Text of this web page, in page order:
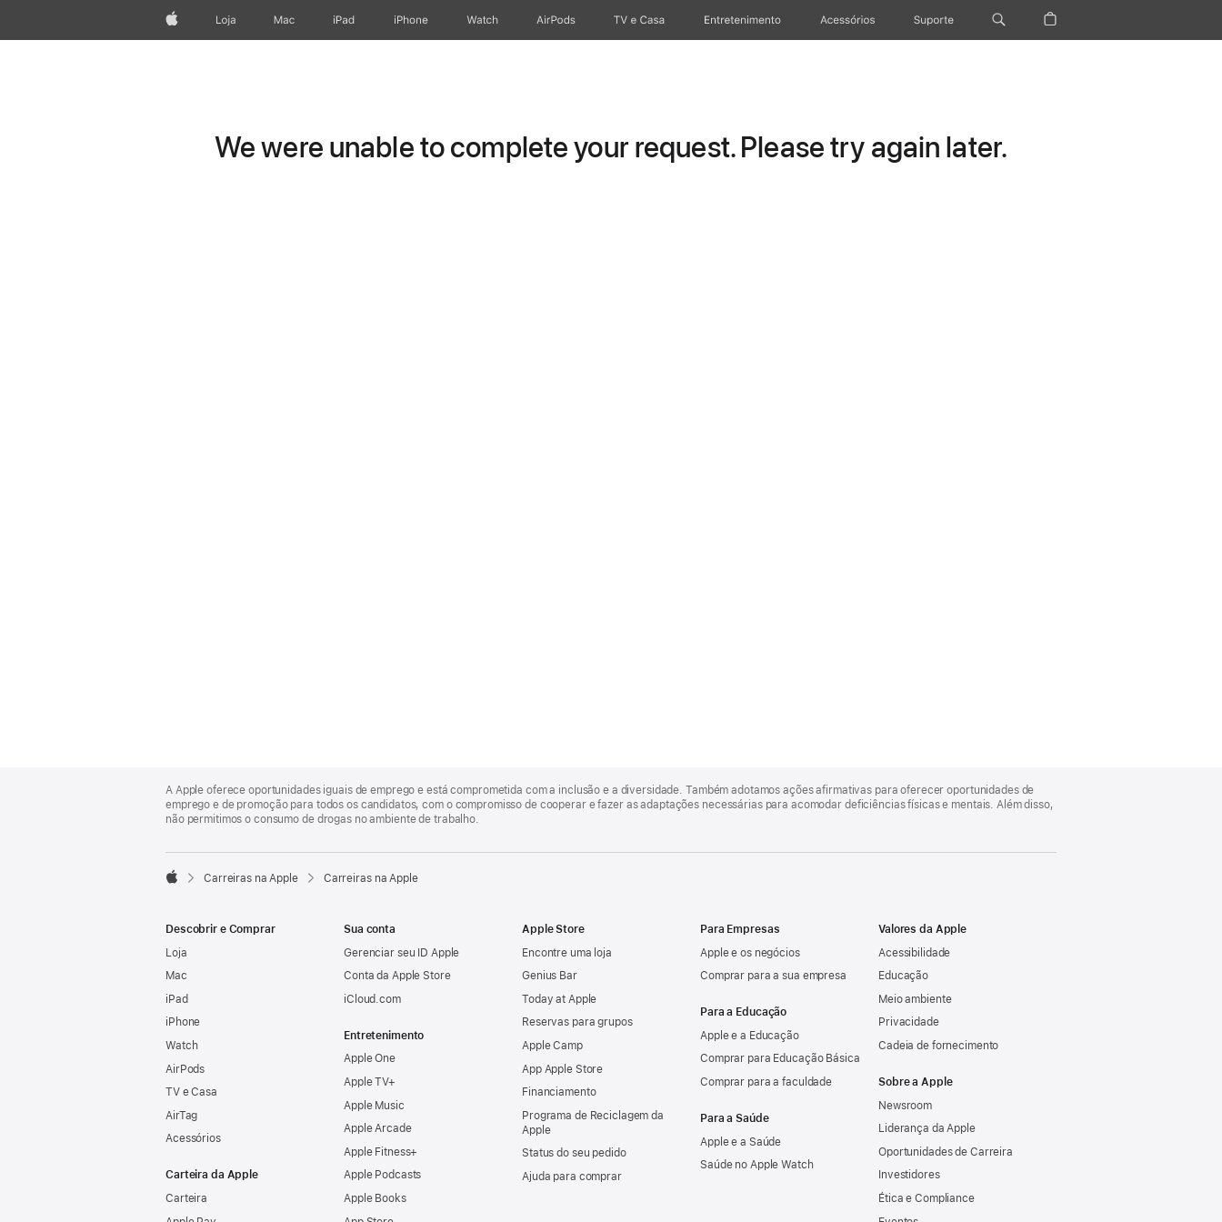
AppleLoja Mac iPad iPhone Apple Watch AirPods TV e Casa Entretenimento Acessórios Suporte
We were unable to complete your request. Please try again later.
Footer
A Apple oferece oportunidades iguais de emprego e está comprometida com a inclusão e a diversidade. Também adotamos ações afirmativas para oferecer oportunidades de
emprego e de promoção para todos os candidatos, com o compromisso de cooperar e fazer as adaptações necessárias para acomodar deficiências físicas e mentais. Além disso,
não permitimos o consumo de drogas no ambiente de trabalho.

Carreiras na Apple Carreiras na Apple
Descobrir e Comprar
Loja
Mac
iPad
iPhone
Watch
AirPods
TV e Casa
AirTag
Acessórios
Carteira da Apple
Carteira
Sua conta
Gerenciar seu ID Apple
Conta da Apple Store
iCloud.com
Entretenimento
Apple One
Apple TV+
Apple Music
Apple Arcade
Apple Fitness+
Apple Podcasts
Apple Books
Apple Store
Encontre uma loja
Genius Bar
Today at Apple
Reservas para grupos
Apple Camp
App Apple Store
Financiamento
Programa de Reciclagem da
Apple
Status do seu pedido
Ajuda para comprar
Para Empresas
Apple e os negócios
Comprar para a sua empresa
Para a Educação
Apple e a Educação
Comprar para Educação Básica
Comprar para a faculdade
Para a Saúde
Apple e a Saúde
Saúde no Apple Watch
Valores da Apple
Acessibilidade
Educação
Meio ambiente
Privacidade
Cadeia de fornecimento
Sobre a Apple
Newsroom
Liderança da Apple
Oportunidades de Carreira
Investidores
Ética e Compliance